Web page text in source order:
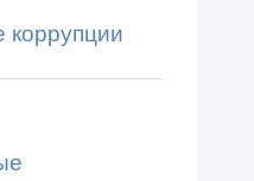
коррупции